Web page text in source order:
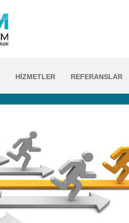
HİZMETLER REFERANSLAR